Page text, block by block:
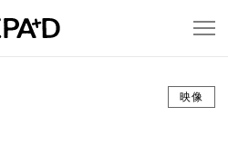
映像